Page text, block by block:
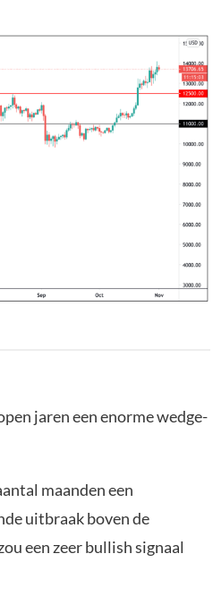
jaren een enorme wedge-
maanden een
uitbraak boven de
een zeer bullish signaal